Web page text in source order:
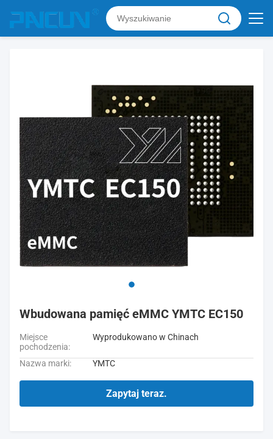
Wbudowana pamięć eMMC YMTC EC150
Miejsce
pochodzenia:
Wyprodukowano w Chinach
Nazwa marki: YMTC
Zapytaj teraz.